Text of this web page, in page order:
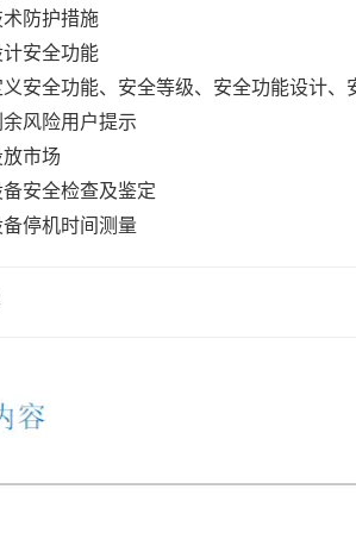
术防护措施
计安全功能
义安全功能、安全等级、安全功能设计、
余风险用户提示
市场
备安全检查及鉴定
备停机时间测量